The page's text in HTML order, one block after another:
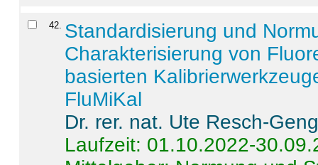
42. Standardisierung und
Charakterisierung von
basierten
FluMiKal
Dr. rer. nat. Ute Resch-
Laufzeit: 01.10.2022-